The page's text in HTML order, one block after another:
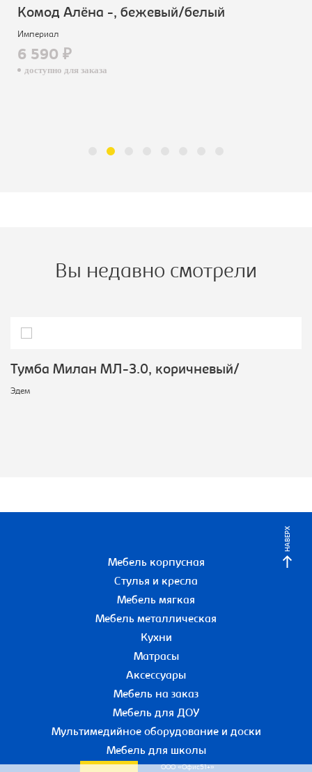
Комод Алёна -, бежевый/белый
Империал
6 590 ₽
доступно для заказа
Вы недавно смотрели
Тумба Милан МЛ-3.0, коричневый/
Эдем
НАВЕРХ
Мебель корпусная
Стулья и кресла
Мебель мягкая
Мебель металлическая
Кухни
Матрасы
Аксессуары
Мебель на заказ
Мебель для ДОУ
Мультимедийное оборудование и доски
Мебель для школы
ООО «Офис51+»